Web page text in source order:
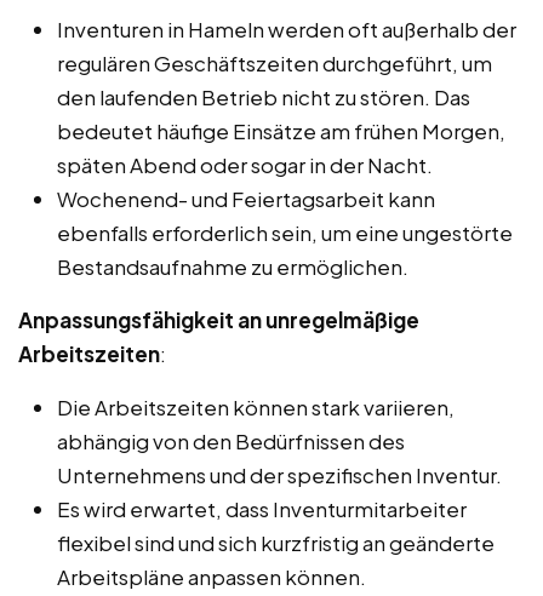
Inventuren in Hameln werden oft außerhalb der
regulären Geschäftszeiten durchgeführt, um
den laufenden Betrieb nicht zu stören. Das
bedeutet häufige Einsätze am frühen Morgen,
späten Abend oder sogar in der Nacht.
Wochenend- und Feiertagsarbeit kann
ebenfalls erforderlich sein, um eine ungestörte
Bestandsaufnahme zu ermöglichen.
Anpassungsfähigkeit an unregelmäßige
Arbeitszeiten:
Die Arbeitszeiten können stark variieren,
abhängig von den Bedürfnissen des
Unternehmens und der spezifischen Inventur.
Es wird erwartet, dass Inventurmitarbeiter
flexibel sind und sich kurzfristig an geänderte
Arbeitspläne anpassen können.